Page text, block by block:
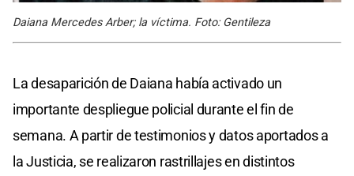
Daiana Mercedes Arber; la víctima. Foto: Gentileza
La desaparición de Daiana había activado un
importante despliegue policial durante el fin de
semana. A partir de testimonios y datos aportados a
la Justicia, se realizaron rastrillajes en distintos